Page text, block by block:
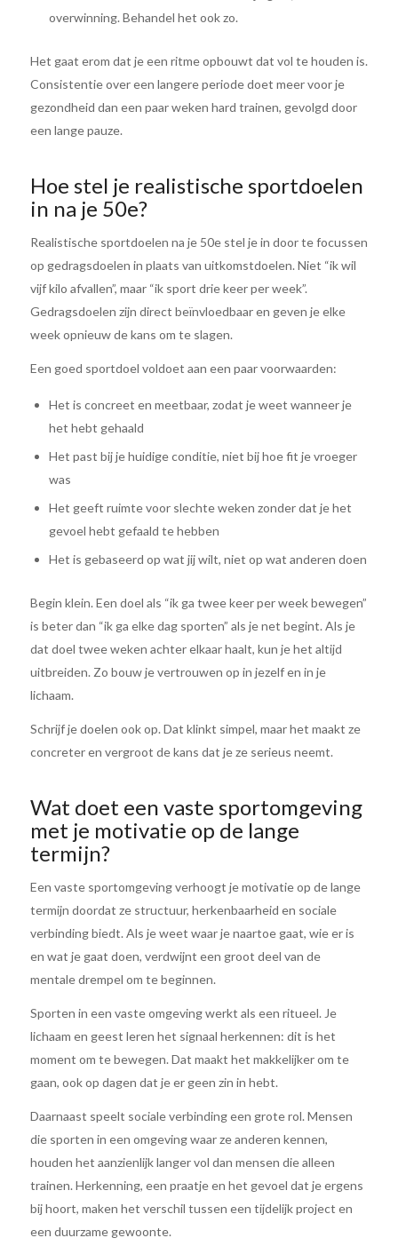
overwinning. Behandel het ook zo.
Het gaat erom dat je een ritme opbouwt dat vol te houden is.
Consistentie over een langere periode doet meer voor je
gezondheid dan een paar weken hard trainen, gevolgd door
een lange pauze.
Hoe stel je realistische sportdoelen
in na je 50e?
Realistische sportdoelen na je 50e stel je in door te focussen
op gedragsdoelen in plaats van uitkomstdoelen. Niet “ik wil
vijf kilo afvallen”, maar “ik sport drie keer per week”.
Gedragsdoelen zijn direct beïnvloedbaar en geven je elke
week opnieuw de kans om te slagen.
Een goed sportdoel voldoet aan een paar voorwaarden:
Het is concreet en meetbaar, zodat je weet wanneer je
het hebt gehaald
Het past bij je huidige conditie, niet bij hoe fit je vroeger
was
Het geeft ruimte voor slechte weken zonder dat je het
gevoel hebt gefaald te hebben
Het is gebaseerd op wat jij wilt, niet op wat anderen doen
Begin klein. Een doel als “ik ga twee keer per week bewegen”
is beter dan “ik ga elke dag sporten” als je net begint. Als je
dat doel twee weken achter elkaar haalt, kun je het altijd
uitbreiden. Zo bouw je vertrouwen op in jezelf en in je
lichaam.
Schrijf je doelen ook op. Dat klinkt simpel, maar het maakt ze
concreter en vergroot de kans dat je ze serieus neemt.
Wat doet een vaste sportomgeving
met je motivatie op de lange
termijn?
Een vaste sportomgeving verhoogt je motivatie op de lange
termijn doordat ze structuur, herkenbaarheid en sociale
verbinding biedt. Als je weet waar je naartoe gaat, wie er is
en wat je gaat doen, verdwijnt een groot deel van de
mentale drempel om te beginnen.
Sporten in een vaste omgeving werkt als een ritueel. Je
lichaam en geest leren het signaal herkennen: dit is het
moment om te bewegen. Dat maakt het makkelijker om te
gaan, ook op dagen dat je er geen zin in hebt.
Daarnaast speelt sociale verbinding een grote rol. Mensen
die sporten in een omgeving waar ze anderen kennen,
houden het aanzienlijk langer vol dan mensen die alleen
trainen. Herkenning, een praatje en het gevoel dat je ergens
bij hoort, maken het verschil tussen een tijdelijk project en
een duurzame gewoonte.